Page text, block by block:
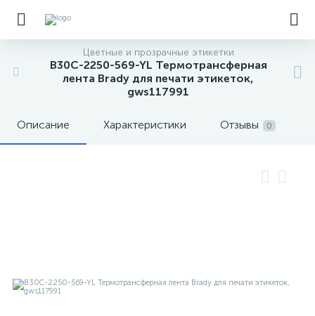
Цветные и прозрачные этикетки
B30C-2250-569-YL Термотрансферная
лента Brady для печати этикеток,
gws117991
Описание Характеристики Отзывы 0